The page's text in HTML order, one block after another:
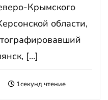
Крымского
области,
[…]
1секунд чтение